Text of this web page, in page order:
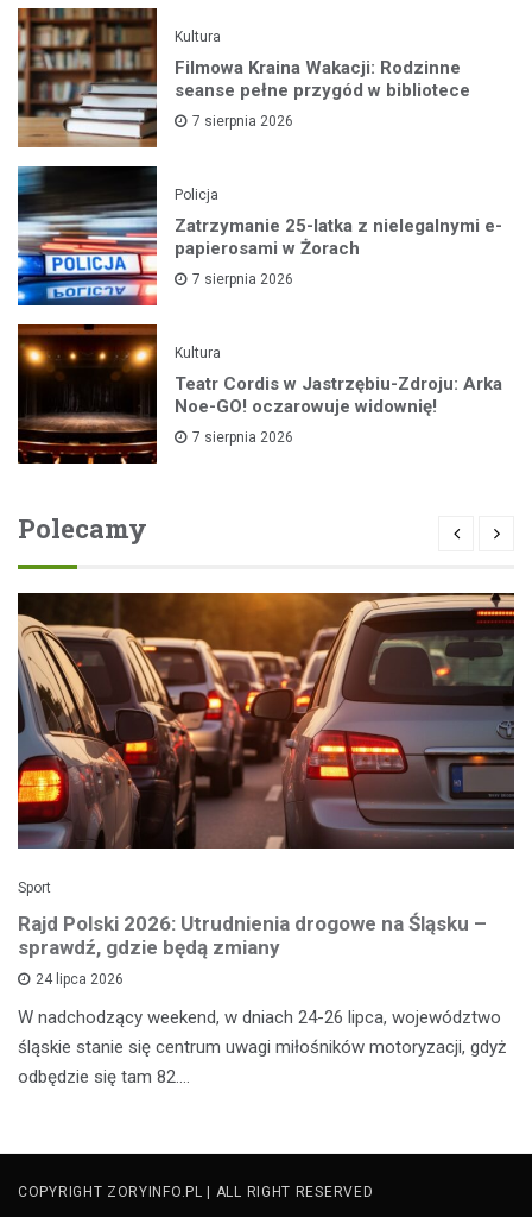
Kultura
Filmowa Kraina Wakacji: Rodzinne
seanse pełne przygód w bibliotece
7 sierpnia 2026
Policja
Zatrzymanie 25-latka z nielegalnymi e-
papierosami w Żorach
7 sierpnia 2026
Kultura
Teatr Cordis w Jastrzębiu-Zdroju: Arka
Noe-GO! oczarowuje widownię!
7 sierpnia 2026
Polecamy
Sport
Rajd Polski 2026: Utrudnienia drogowe na Śląsku –
sprawdź, gdzie będą zmiany
24 lipca 2026
W nadchodzący weekend, w dniach 24-26 lipca, województwo
śląskie stanie się centrum uwagi miłośników motoryzacji, gdyż
odbędzie się tam 82.…
COPYRIGHT ZORYINFO.PL | ALL RIGHT RESERVED